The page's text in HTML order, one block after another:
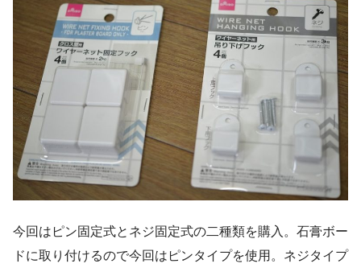
今回はピン固定式とネジ固定式の二種類を購入。石膏ボー
ドに取り付けるので今回はピンタイプを使用。ネジタイプ